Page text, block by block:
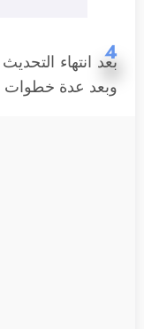
4
بعد انتهاء
وبعد عدة